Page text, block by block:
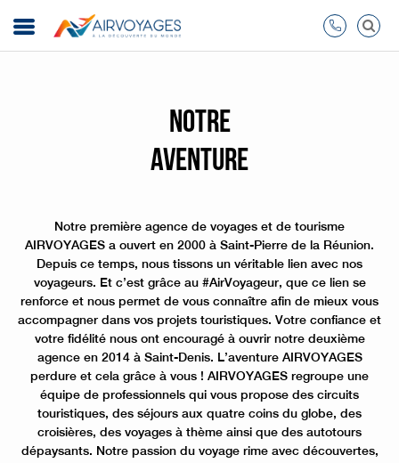
Notre
Aventure
Notre première agence de voyages et de tourisme
AIRVOYAGES a ouvert en 2000 à Saint-Pierre de la Réunion.
Depuis ce temps, nous tissons un véritable lien avec nos
voyageurs. Et c’est grâce au #AirVoyageur, que ce lien se
renforce et nous permet de vous connaître afin de mieux vous
accompagner dans vos projets touristiques. Votre confiance et
votre fidélité nous ont encouragé à ouvrir notre deuxième
agence en 2014 à Saint-Denis. L’aventure AIRVOYAGES
perdure et cela grâce à vous ! AIRVOYAGES regroupe une
équipe de professionnels qui vous propose des circuits
touristiques, des séjours aux quatre coins du globe, des
croisières, des voyages à thème ainsi que des autotours
dépaysants. Notre passion du voyage rime avec découvertes,